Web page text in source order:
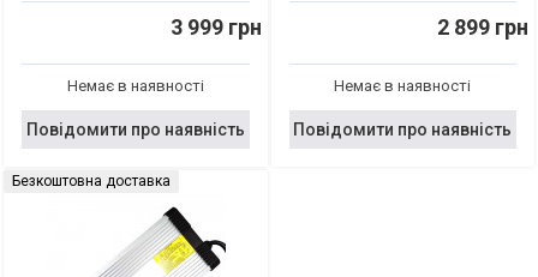
3 999 грн
Немає в наявності
Повідомити про наявність
2 899 грн
Немає в наявності
Повідомити про наявність
Безкоштовна доставка